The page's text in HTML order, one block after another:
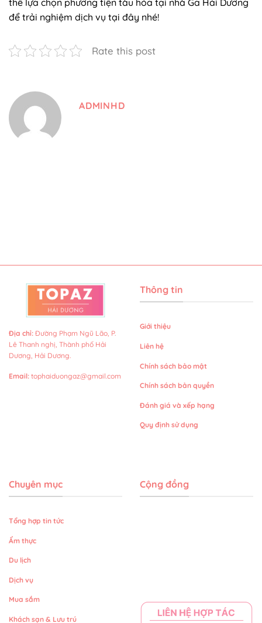
để trải nghiệm dịch vụ tại đây nhé!
Rate this post
ADMINHD
Địa chỉ: Đường Phạm Ngũ Lão, P.
Lê Thanh nghị, Thành phố Hải
Dương, Hải Dương.
Email: tophaiduongaz@gmail.com
Thông tin
Giới thiệu
Liên hệ
Chính sách bảo mật
Chính sách bản quyền
Đánh giá và xếp hạng
Quy định sử dụng
Chuyên mục
Tổng hợp tin tức
Ẩm thực
Du lịch
Dịch vụ
Mua sắm
Khách sạn & Lưu trú
Cộng đồng